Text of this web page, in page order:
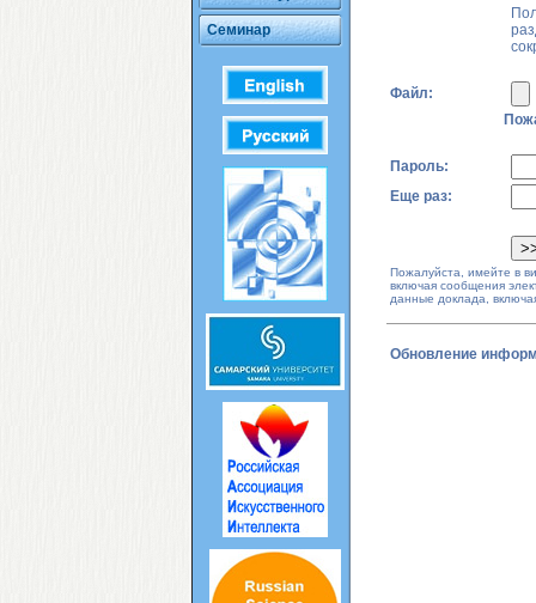
Семинар
Файл:
Пароль:
Еще раз:
Пожалуйста, имейте в
включая сообщения
данные доклада,
Обновление